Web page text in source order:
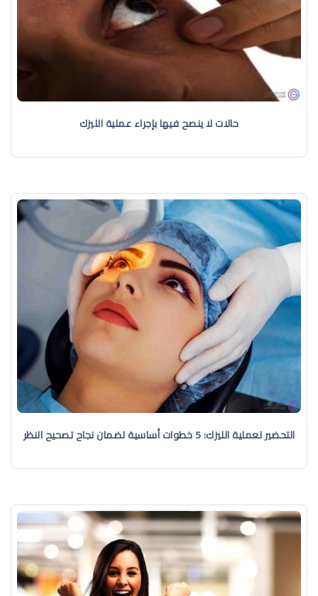
حالات لا ينصح فيها بإجراء عملية الليزك
التحضير لعملية الليزك: 5 خطوات أساسية لضمان نجاح تصحيح النظر